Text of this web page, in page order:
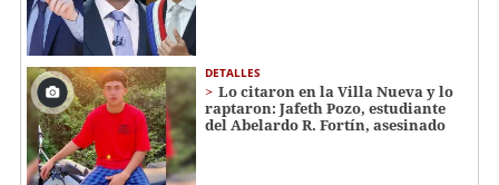
DETALLES
Lo citaron en la Villa Nueva y lo
raptaron: Jafeth Pozo, estudiante
del Abelardo R. Fortín, asesinado